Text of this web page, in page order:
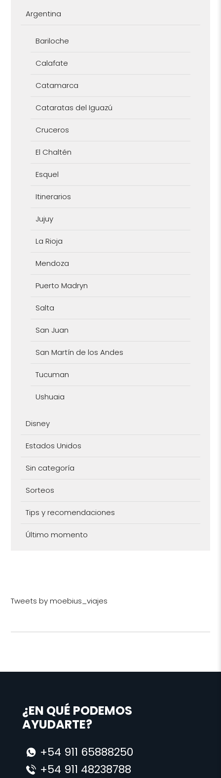
Argentina
Bariloche
Calafate
Catamarca
Cataratas del Iguazú
Cruceros
El Chaltén
Esquel
Itinerarios
Jujuy
La Rioja
Mendoza
Puerto Madryn
Salta
San Juan
San Martín de los Andes
Tucuman
Ushuaia
Disney
Estados Unidos
Sin categoría
Sorteos
Tips y recomendaciones
Último momento
Tweets by moebius_viajes
¿EN QUÉ PODEMOS
AYUDARTE?
+54 911 65888250
+54 911 48238788